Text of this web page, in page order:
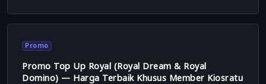
Promo
Promo Top Up Royal (Royal Dream & Royal
Domino) — Harga Terbaik Khusus Member Kiosratu